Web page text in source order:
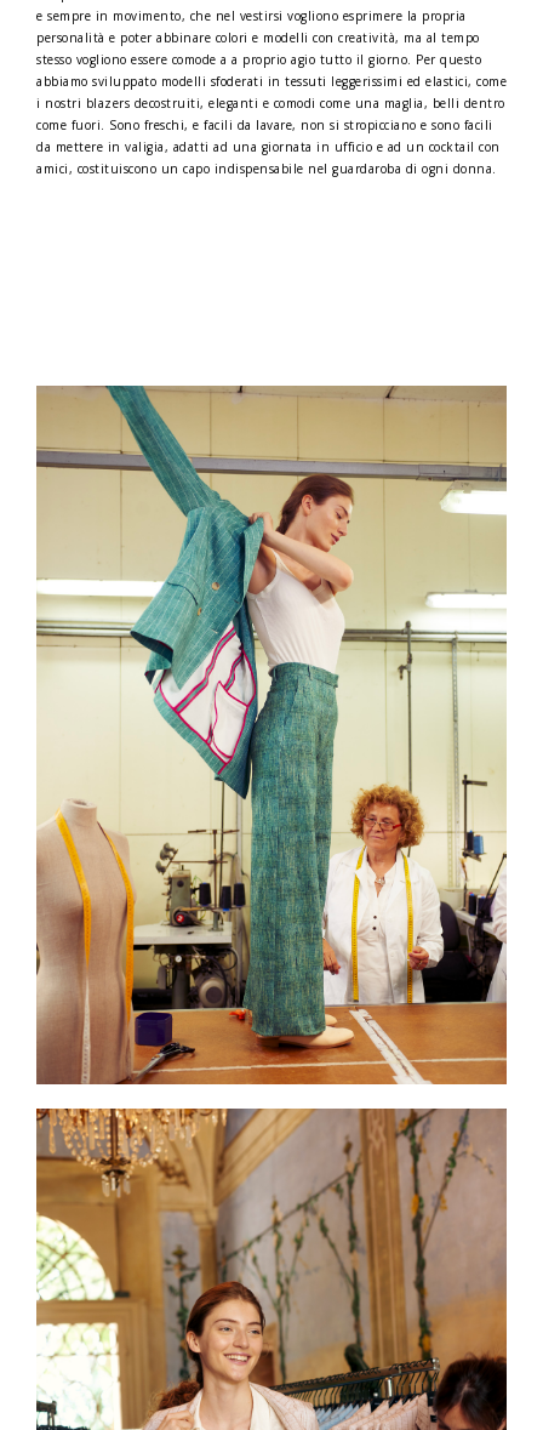
e sempre in movimento, che nel vestirsi vogliono esprimere la propria
personalità e poter abbinare colori e modelli con creatività, ma al tempo
stesso vogliono essere comode a a proprio agio tutto il giorno. Per questo
abbiamo sviluppato modelli sfoderati in tessuti leggerissimi ed elastici, come
i nostri blazers decostruiti, eleganti e comodi come una maglia, belli dentro
come fuori. Sono freschi, e facili da lavare, non si stropicciano e sono facili
da mettere in valigia, adatti ad una giornata in ufficio e ad un cocktail con
amici, costituiscono un capo indispensabile nel guardaroba di ogni donna.